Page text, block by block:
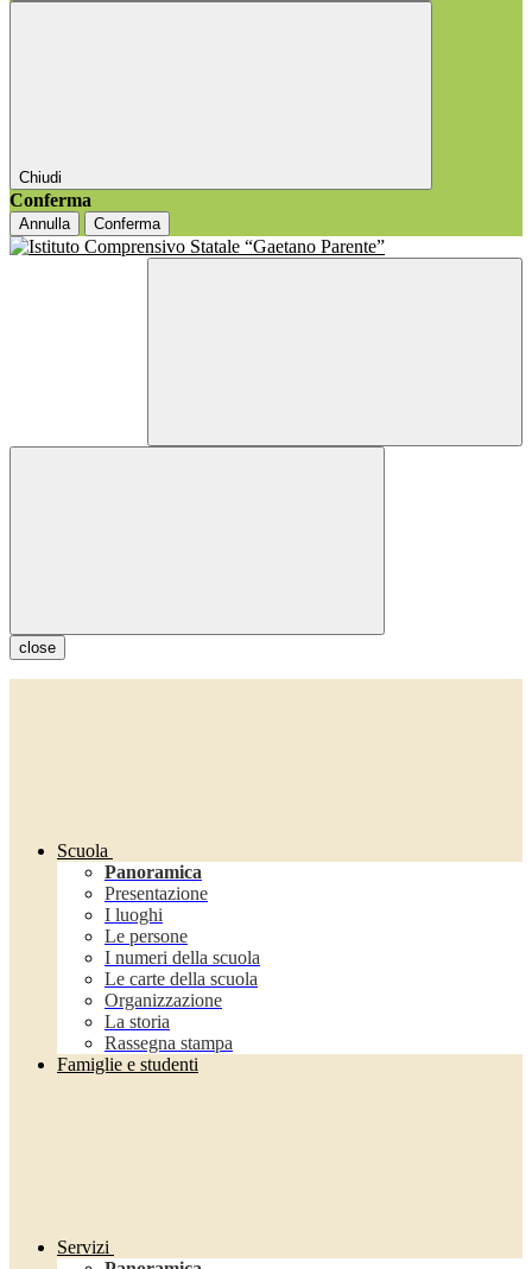
Chiudi
Conferma
Annulla Conferma
close
Scuola
Panoramica
Presentazione
I luoghi
Le persone
I numeri della scuola
Le carte della scuola
Organizzazione
La storia
Rassegna stampa
Famiglie e studenti
Servizi